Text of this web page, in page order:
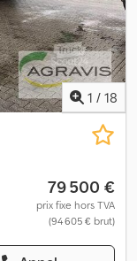
1 / 18
79 500 €
prix fixe hors TVA
(94 605 € brut)